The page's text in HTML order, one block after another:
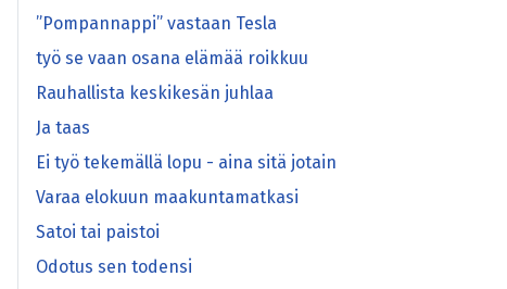
”Pompannappi” vastaan Tesla
työ se vaan osana elämää roikkuu
Rauhallista keskikesän juhlaa
Ja taas
Ei työ tekemällä lopu - aina sitä jotain
Varaa elokuun maakuntamatkasi
Satoi tai paistoi
Odotus sen todensi